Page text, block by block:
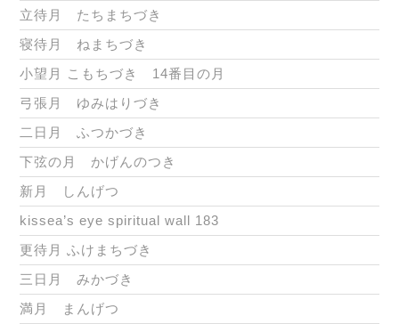
立待月 たちまちづき
寝待月 ねまちづき
小望月 こもちづき 14番目の月
弓張月 ゆみはりづき
二日月 ふつかづき
下弦の月 かげんのつき
新月 しんげつ
kissea’s eye spiritual wall 183
更待月 ふけまちづき
三日月 みかづき
満月 まんげつ